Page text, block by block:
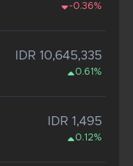
-0.36%
IDR 10,645,335
0.61%
IDR 1,495
0.12%